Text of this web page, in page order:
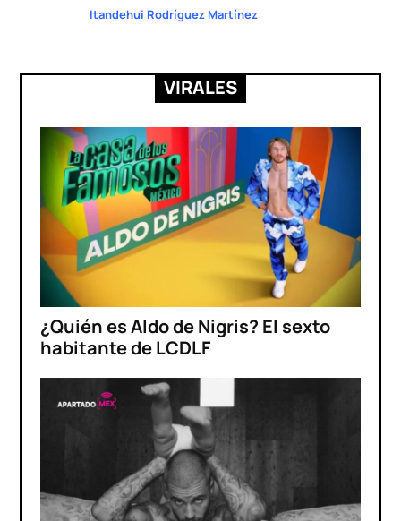
Itandehui Rodríguez Martínez
VIRALES
¿Quién es Aldo de Nigris? El sexto
habitante de LCDLF